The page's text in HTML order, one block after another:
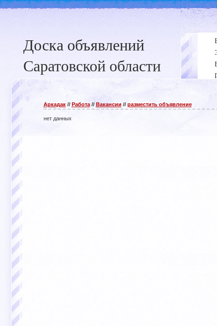
Доска объявлений
Саратовской области
Аркадак// Работа// Вакансии // разместить объявление
нет данных